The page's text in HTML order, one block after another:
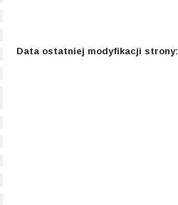
Data ostatniej modyfikacji strony: